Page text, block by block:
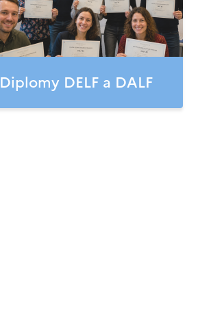
Diplomy DELF a DALF